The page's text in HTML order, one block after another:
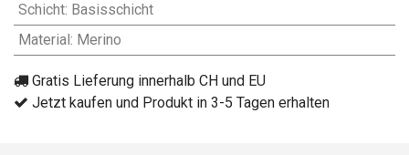
Schicht: Basisschicht
Material : Merino
Gratis Lieferung innerhalb CH und EU
Jetzt kaufen und Produkt in 3-5 Tagen erhalten